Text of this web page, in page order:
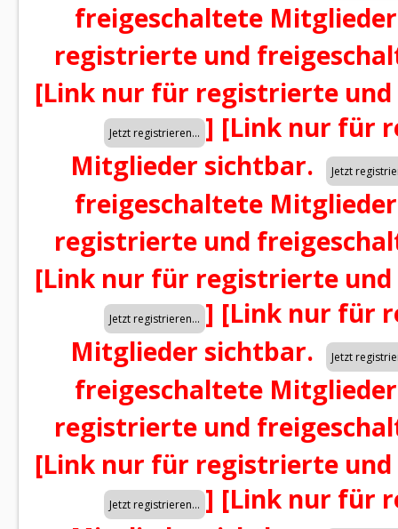
freigeschaltete
registrierte und
[Link nur für registrierte
] [Link nur für
Mitglieder sichtbar.
freigeschaltete
registrierte und
[Link nur für registrierte
] [Link nur für
Mitglieder sichtbar.
freigeschaltete
registrierte und
[Link nur für registrierte
] [Link nur für